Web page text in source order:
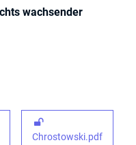
wachsender
Chrostowski.pdf